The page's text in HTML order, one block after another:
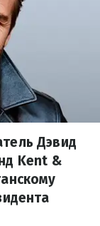
Дэвид
Kent &